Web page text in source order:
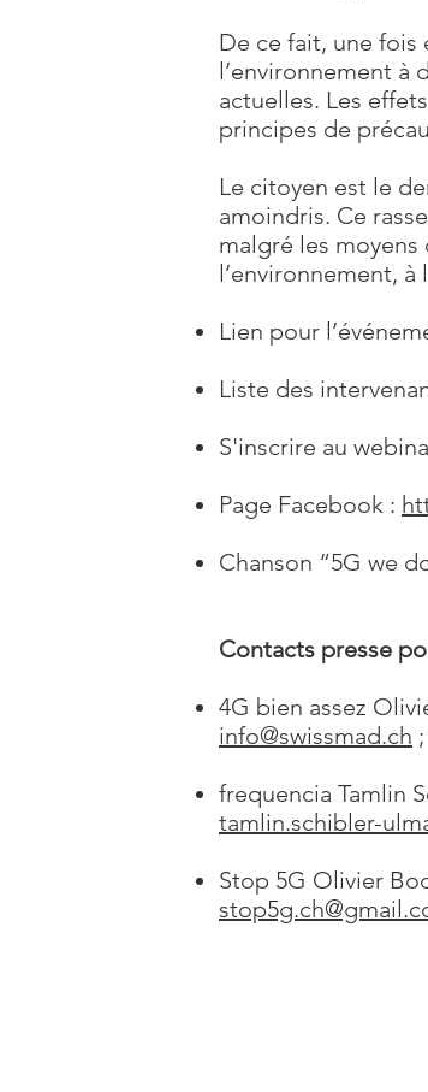
De ce fait, une
l’environnement à
actuelles. Les
principes de
Le citoyen est le
amoindris. Ce
malgré les
l’environnement, à
Lien pour
Liste des
S'inscrire au
Page Facebook :
Chanson “5G we
Contacts presse
4G bien assez
info@swissmad.ch
frequencia Tamlin
tamlin.schibler-
Stop 5G Olivier